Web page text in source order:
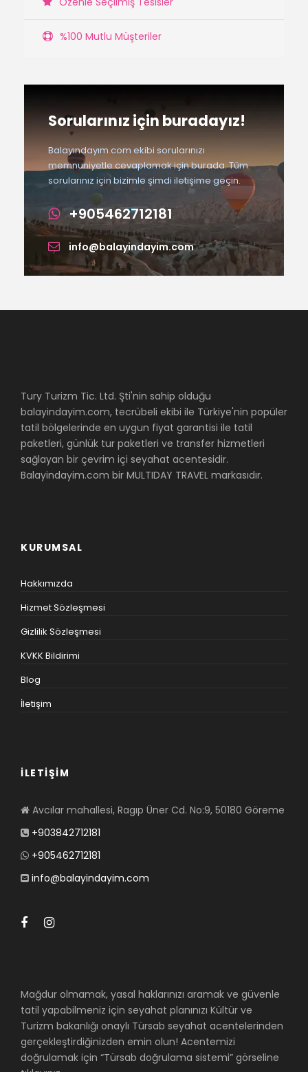
%100 Mutlu Müşteriler
Sorularınız için buradayız!
Balayındayım.com ekibi sorularınızı
memnuniyetle cevaplamak için burada. Tüm
sorularınız için bizimle şimdi iletişime geçin.
+905462712181
info@balayindayim.com
Tury Turizm Tic. Ltd. Şti'nin sahip olduğu
balayindayim.com, tecrübeli ekibi ile Türkiye'nin popüler
tatil bölgelerinde en uygun fiyat garantisi ile tatil
paketleri, günlük tur paketleri ve transfer hizmetleri
sağlayan bir çevrim içi seyahat acentesidir.
Balayindayim.com bir MULTIDAY TRAVEL markasıdır.
KURUMSAL
Hakkımızda
Hizmet Sözleşmesi
Gizlilik Sözleşmesi
KVKK Bildirimi
Blog
İletişim
İLETİŞİM
Avcılar mahallesi, Ragıp Üner Cd. No:9, 50180 Göreme
+903842712181
+905462712181
info@balayindayim.com
Mağdur olmamak, yasal haklarınızı aramak ve güvenle
tatil yapabilmeniz için seyahat planınızı Kültür ve
Turizm bakanlığı onaylı Türsab seyahat acentelerinden
gerçekleştirdiğinizden emin olun! Acentemizi
doğrulamak için “Türsab doğrulama sistemi” görseline